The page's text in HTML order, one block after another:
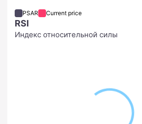
PSAR Current price
RSI
Индекс относительной силы